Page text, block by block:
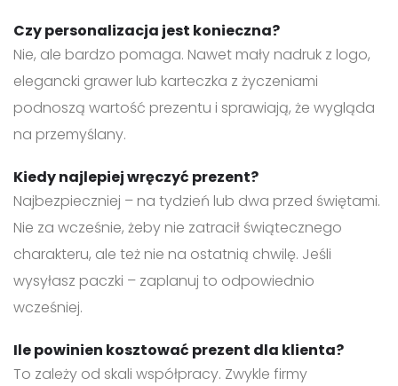
Czy personalizacja jest konieczna?
Nie, ale bardzo pomaga. Nawet mały nadruk z logo,
elegancki grawer lub karteczka z życzeniami
podnoszą wartość prezentu i sprawiają, że wygląda
na przemyślany.
Kiedy najlepiej wręczyć prezent?
Najbezpieczniej – na tydzień lub dwa przed świętami.
Nie za wcześnie, żeby nie zatracił świątecznego
charakteru, ale też nie na ostatnią chwilę. Jeśli
wysyłasz paczki – zaplanuj to odpowiednio
wcześniej.
Ile powinien kosztować prezent dla klienta?
To zależy od skali współpracy. Zwykle firmy